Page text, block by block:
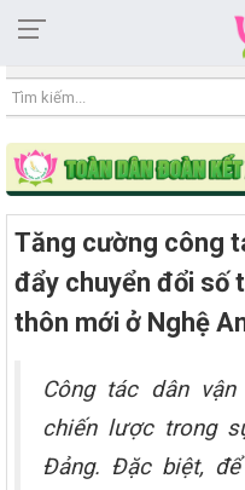
06:37:14 08/08/2026
Tăng cường công
đẩy chuyển đổi số
thôn mới ở Nghệ
Công tác dân
chiến lược trong
Đảng. Đặc biệt,